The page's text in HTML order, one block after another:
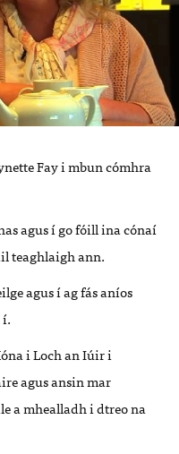
Fay i mbun cómhra
agus í go fóill ina cónaí
teaghlaigh ann.
agus í ag fás aníos
i Loch an Iúir i
agus ansin mar
a mhealladh i dtreo na